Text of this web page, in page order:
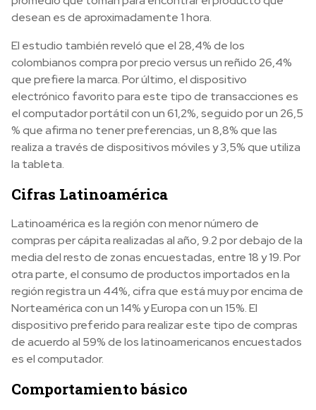
desean es de aproximadamente 1 hora.
El estudio también reveló que el 28,4% de los
colombianos compra por precio versus un reñido 26,4%
que prefiere la marca. Por último, el dispositivo
electrónico favorito para este tipo de transacciones es
el computador portátil con un 61,2%, seguido por un 26,5
% que afirma no tener preferencias, un 8,8% que las
realiza a través de dispositivos móviles y 3,5% que utiliza
la tableta.
Cifras Latinoamérica
Latinoamérica es la región con menor número de
compras per cápita realizadas al año, 9.2 por debajo de la
media del resto de zonas encuestadas, entre 18 y 19. Por
otra parte, el consumo de productos importados en la
región registra un 44%, cifra que está muy por encima de
Norteamérica con un 14% y Europa con un 15%. El
dispositivo preferido para realizar este tipo de compras
de acuerdo al 59% de los latinoamericanos encuestados
es el computador.
Comportamiento básico